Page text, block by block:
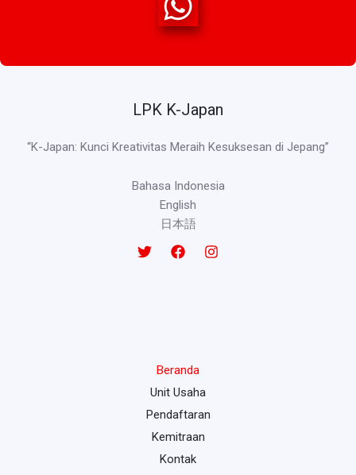
LPK K-Japan
“K-Japan: Kunci Kreativitas Meraih Kesuksesan di Jepang”
Bahasa Indonesia
English
日本語
Beranda
Unit Usaha
Pendaftaran
Kemitraan
Kontak